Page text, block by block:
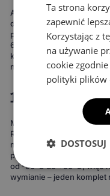
Ale to nie wszystko.
dopasowane do Twojego
powierzchni, 3 wzory
690 kombinacji! Możesz
komponują się z wnętrzem
nowy charakter.
100%
Materiał EVA to
Rozlana kawa, błoto po
na powierzchni i łatwo się
przykrych zapachów, bez
od -50°C do +50°C, więc
wymianie – jeden komplet
Ta strona
zapewnić
Korzystając z
na używanie
cookie
polityki plików
DOSTOSUJ